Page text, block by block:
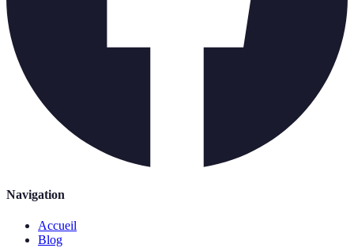
Navigation
Accueil
Blog